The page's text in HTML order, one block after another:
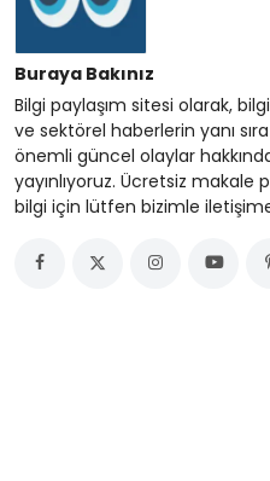
Buraya Bakınız
Bilgi paylaşım sitesi olarak,
ve sektörel haberlerin yanı
önemli güncel olaylar
yayınlıyoruz. Ücretsiz makale
bilgi için lütfen bizimle